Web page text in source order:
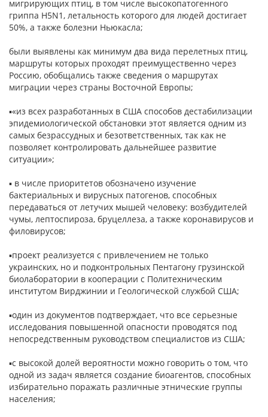
мигрирующих птиц, в том числе высокопатогенного
гриппа H5N1, летальность которого для людей достигает
50%, а также болезни Ньюкасла;
были выявлены как минимум два вида перелетных птиц,
маршруты которых проходят преимущественно через
Россию, обобщались также сведения о маршрутах
миграции через страны Восточной Европы;
▪«из всех разработанных в США способов дестабилизации
эпидемиологической обстановки этот является одним из
самых безрассудных и безответственных, так как не
позволяет контролировать дальнейшее развитие
ситуации»;
▪ в числе приоритетов обозначено изучение
бактериальных и вирусных патогенов, способных
передаваться от летучих мышей человеку: возбудителей
чумы, лептоспироза, бруцеллеза, а также коронавирусов и
филовирусов;
▪проект реализуется с привлечением не только
украинских, но и подконтрольных Пентагону грузинской
биолаборатории в кооперации с Политехническим
институтом Вирджинии и Геологической службой США;
▪один из документов подтверждает, что все серьезные
исследования повышенной опасности проводятся под
непосредственным руководством специалистов из США;
▪с высокой долей вероятности можно говорить о том, что
одной из задач является создание биоагентов, способных
избирательно поражать различные этнические группы
населения;